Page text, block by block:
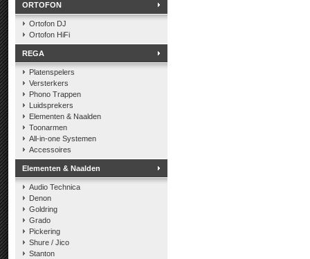
ORTOFON
Ortofon DJ
Ortofon HiFi
REGA
Platenspelers
Versterkers
Phono Trappen
Luidsprekers
Elementen & Naalden
Toonarmen
All-in-one Systemen
Accessoires
Elementen & Naalden
Audio Technica
Denon
Goldring
Grado
Pickering
Shure / Jico
Stanton